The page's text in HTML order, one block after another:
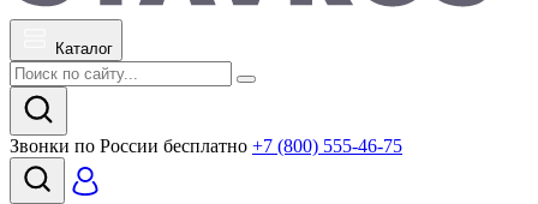
Каталог
Звонки по России бесплатно +7 (800) 555-46-75